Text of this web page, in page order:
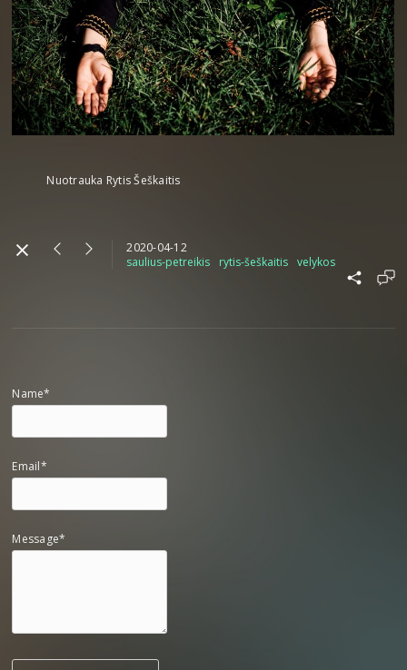
Nuotrauka Rytis Šeškaitis
2020-04-12
saulius-petreikis
rytis-šeškaitis velykos
Name*
Email*
Message*